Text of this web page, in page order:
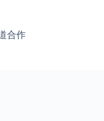
合作